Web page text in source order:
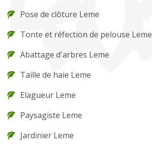
Pose de clôture Leme
Tonte et réfection de pelouse Leme
Abattage d'arbres Leme
Taille de haie Leme
Elagueur Leme
Paysagiste Leme
Jardinier Leme